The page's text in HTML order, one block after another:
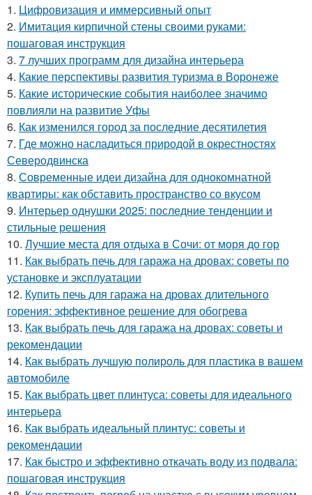
1. Цифровизация и иммерсивный опыт
2. Имитация кирпичной стены своими руками:
пошаговая инструкция
3. 7 лучших программ для дизайна интерьера
4. Какие перспективы развития туризма в Воронеже
5. Какие исторические события наиболее значимо
повлияли на развитие Уфы
6. Как изменился город за последние десятилетия
7. Где можно насладиться природой в окрестностях
Северодвинска
8. Современные идеи дизайна для однокомнатной
квартиры: как обставить пространство со вкусом
9. Интерьер однушки 2025: последние тенденции и
стильные решения
10. Лучшие места для отдыха в Сочи: от моря до гор
11. Как выбрать печь для гаража на дровах: советы по
установке и эксплуатации
12. Купить печь для гаража на дровах длительного
горения: эффективное решение для обогрева
13. Как выбрать печь для гаража на дровах: советы и
рекомендации
14. Как выбрать лучшую полироль для пластика в вашем
автомобиле
15. Как выбрать цвет плинтуса: советы для идеального
интерьера
16. Как выбрать идеальный плинтус: советы и
рекомендации
17. Как быстро и эффективно откачать воду из подвала:
пошаговая инструкция